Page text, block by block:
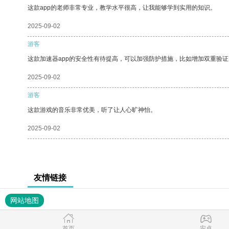
这款app的老师非常专业，教学水平很高，让我能够学到实用的知识。
2025-09-02
游客
这款加速器app的安全性有待提高，可以加强防护措施，比如增加双重验
2025-09-02
游客
这款游戏的音乐非常优美，听了让人心旷神怡。
2025-09-02
友情链接
网站地图